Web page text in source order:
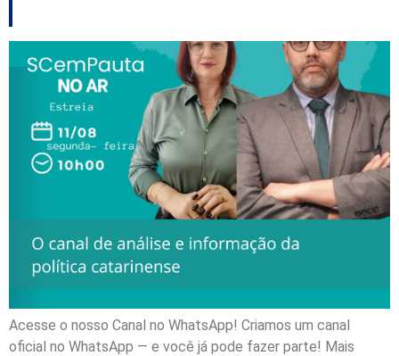
Acesse o nosso Canal no WhatsApp! Criamos um canal
oficial no WhatsApp — e você já pode fazer parte! Mais